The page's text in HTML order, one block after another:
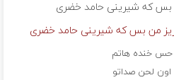
بس که شیرینی حامد خضری
من بس که شیرینی حامد خضری
خنده هاتم
لحن صداتو